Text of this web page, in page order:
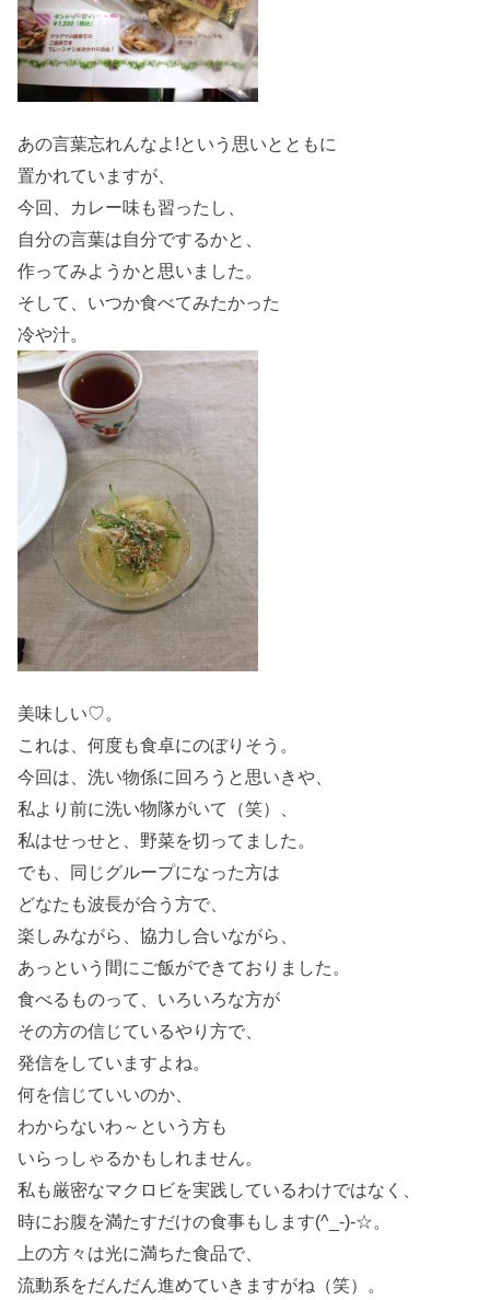
あの言葉忘れんなよ!という思いとともに
置かれていますが、
今回、カレー味も習ったし、
自分の言葉は自分でするかと、
作ってみようかと思いました。
そして、いつか食べてみたかった
冷や汁。
美味しい♡。
これは、何度も食卓にのぼりそう。
今回は、洗い物係に回ろうと思いきや、
私より前に洗い物隊がいて（笑）、
私はせっせと、野菜を切ってました。
でも、同じグループになった方は
どなたも波長が合う方で、
楽しみながら、協力し合いながら、
あっという間にご飯ができておりました。
食べるものって、いろいろな方が
その方の信じているやり方で、
発信をしていますよね。
何を信じていいのか、
わからないわ～という方も
いらっしゃるかもしれません。
私も厳密なマクロビを実践しているわけではなく、
時にお腹を満たすだけの食事もします(^_-)-☆。
上の方々は光に満ちた食品で、
流動系をだんだん進めていきますがね（笑）。